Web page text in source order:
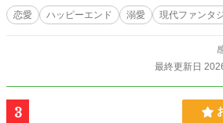
強引な大妖が雛子の平穏を壊し、運命を狂わせる
いつの間にか世界で一番見つめられることになっ
恋愛 ハッピーエンド 溺愛 現代ファンタ
最終更新日
3